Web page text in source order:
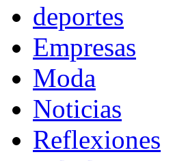
deportes
Empresas
Moda
Noticias
Reflexiones